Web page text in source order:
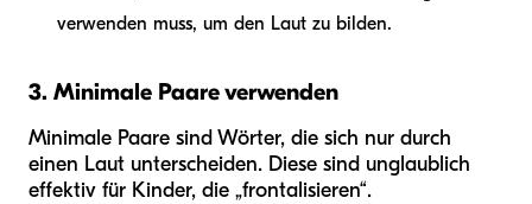
verwenden muss, um den Laut zu bilden.
3. Minimale Paare verwenden
Minimale Paare sind Wörter, die sich nur durch
einen Laut unterscheiden. Diese sind unglaublich
effektiv für Kinder, die „frontalisieren“.